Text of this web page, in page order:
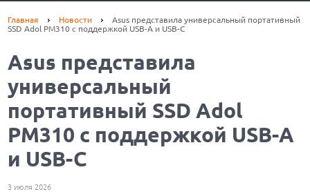
Главная Новости
Asus представила универсальный портативный
SSD Adol PM310 с поддержкой USB-A и USB-C
Asus представила
универсальный
портативный SSD Adol
PM310 с поддержкой USB-A
и USB-C
3 июля 2026